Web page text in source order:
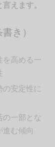
えます。
き）
高める一
安定性に
一部とな
む傾向